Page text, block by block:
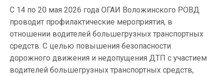
С 14 по 20 мая 2026 года ОГАИ Воложинского РОВД
проводит профилактические мероприятия, в
отношении водителей большегрузных транспортных
средств. С целью повышения безопасности
дорожного движения и недопущения ДТП с участием
водителей большегрузных транспортных средств,